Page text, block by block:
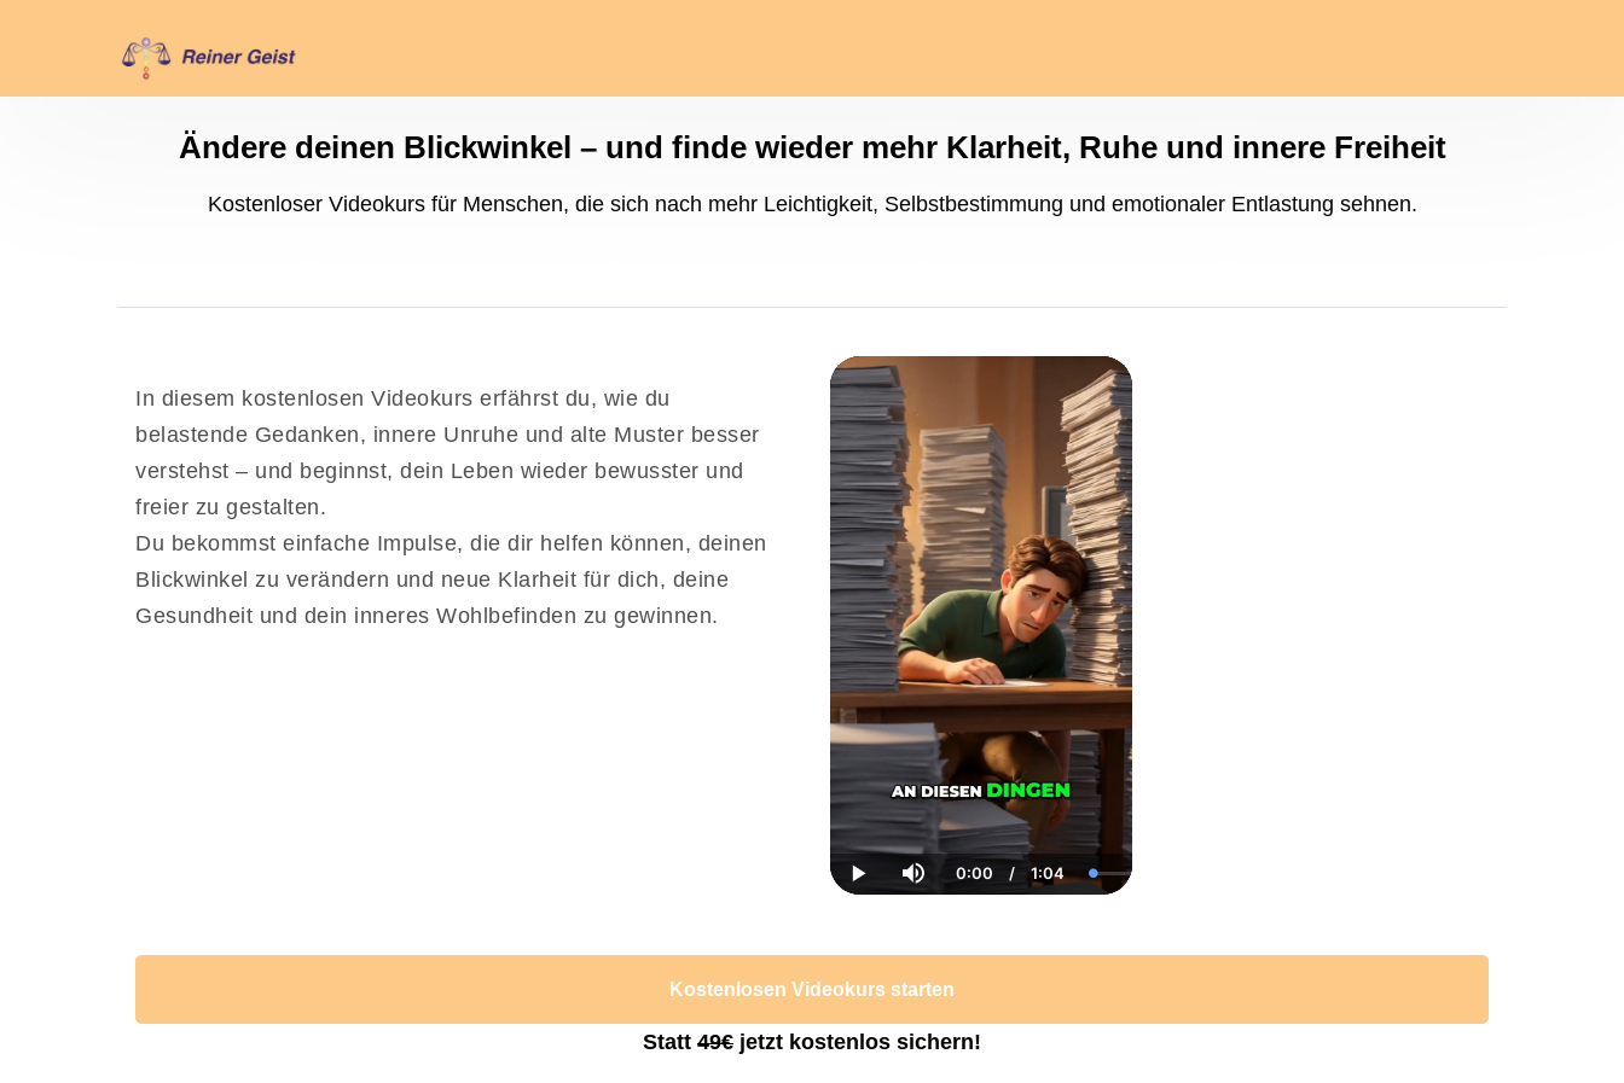
Ändere deinen Blickwinkel – und finde wieder mehr Klarheit, Ruhe und innere Freiheit
Kostenloser Videokurs für Menschen, die sich nach mehr Leichtigkeit, Selbstbestimmung und emotionaler Entlastung sehnen.
In diesem kostenlosen Videokurs erfährst du, wie du
belastende Gedanken, innere Unruhe und alte Muster besser
verstehst – und beginnst, dein Leben wieder bewusster und
freier zu gestalten.
Du bekommst einfache Impulse, die dir helfen können, deinen
Blickwinkel zu verändern und neue Klarheit für dich, deine
Gesundheit und dein inneres Wohlbefinden zu gewinnen.
Play Mute
Current
Time
0:00 / Duration
1:04 Loaded
0.00%
Kostenlosen Videokurs starten
Statt 49€ jetzt kostenlos sichern!